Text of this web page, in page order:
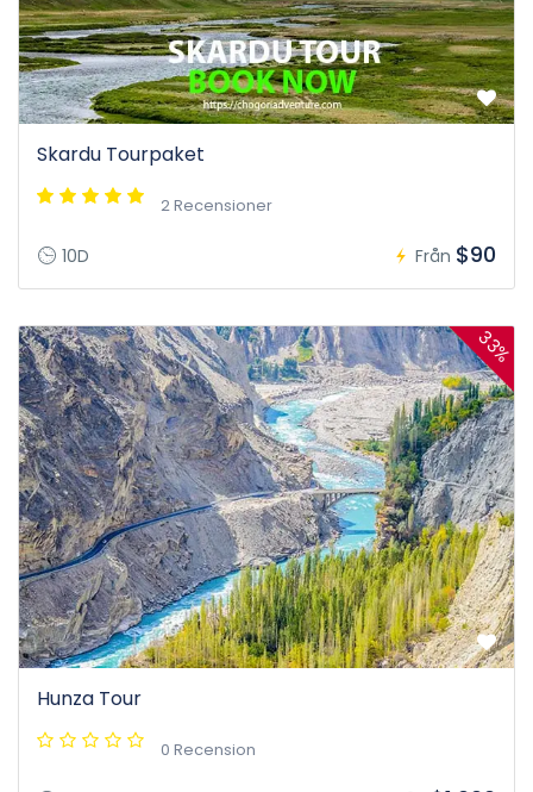
Skardu Tourpaket
2 Recensioner
10D Från $90
33%
Hunza Tour
0 Recension